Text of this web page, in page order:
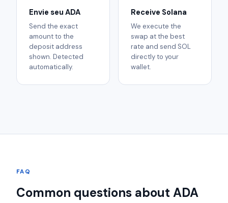
Envie seu ADA
Send the exact
amount to the
deposit address
shown. Detected
automatically.
Receive Solana
We execute the
swap at the best
rate and send SOL
directly to your
wallet.
FAQ
Common questions about ADA